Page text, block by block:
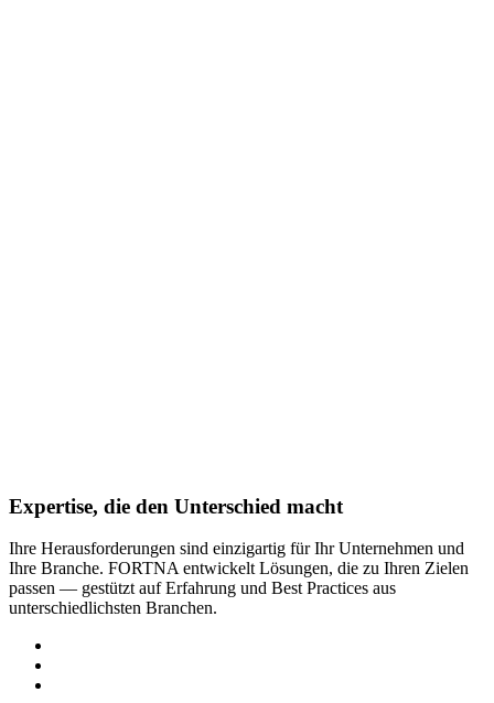
Expertise, die den Unterschied macht
Ihre Herausforderungen sind einzigartig für Ihr Unternehmen und
Ihre Branche. FORTNA entwickelt Lösungen, die zu Ihren Zielen
passen — gestützt auf Erfahrung und Best Practices aus
unterschiedlichsten Branchen.